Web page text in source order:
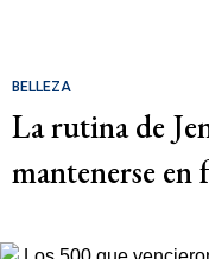
BELLEZA
La rutina de
mantenerse en